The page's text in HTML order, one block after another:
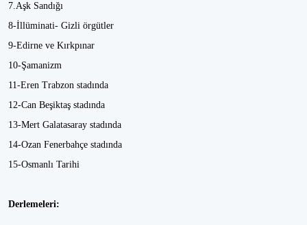
7.Aşk Sandığı
8-İllüminati- Gizli örgütler
9-Edirne ve Kırkpınar
10-Şamanizm
11-Eren Trabzon stadında
12-Can Beşiktaş stadında
13-Mert Galatasaray stadında
14-Ozan Fenerbahçe stadında
15-Osmanlı Tarihi
Derlemeleri: